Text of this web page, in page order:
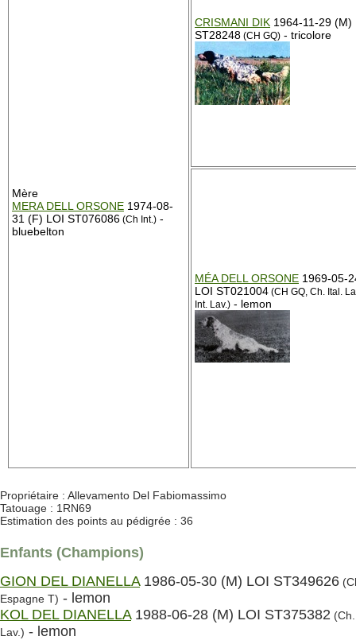
Mère
MERA DELL ORSONE 1974-08-
31 (F) LOI ST076086 (Ch Int.) -
bluebelton
CRISMANI DIK 1964-11-29 (M)
ST28248 (CH GQ) - tricolore
MÉA DELL ORSONE 1969-05-
LOI ST021004 (CH GQ, Ch. Ital.
Int. Lav.) - lemon
Propriétaire : Allevamento Del Fabiomassimo
Tatouage : 1RN69
Estimation des points au pédigrée : 36
Enfants (Champions)
GION DEL DIANELLA1986-05-30 (M) LOI ST349626
Espagne T) - lemon
KOL DEL DIANELLA1988-06-28 (M) LOI ST375382
Lav.) - lemon